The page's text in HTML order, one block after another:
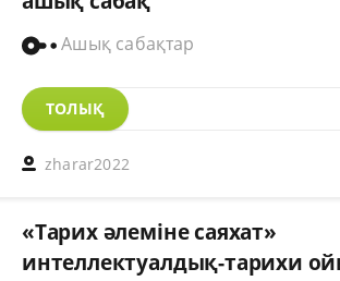
Ашық сабақтар
ТОЛЫҚ
zharar2022
«Тарих әлеміне саяхат»
интеллектуалдық-тарихи